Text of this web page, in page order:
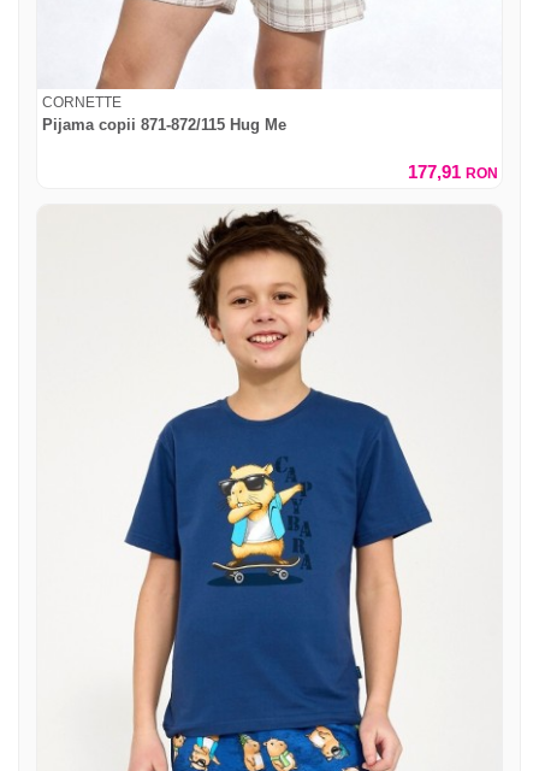
CORNETTE
Pijama copii 871-872/115 Hug Me
177,91 RON